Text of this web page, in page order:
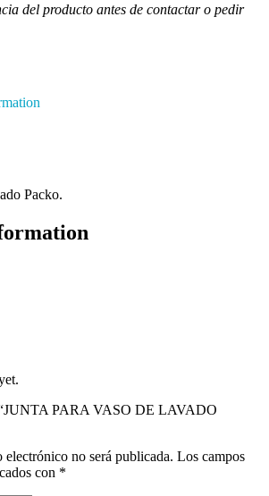
del producto antes de contactar o pedir
Packo.
PARA VASO DE LAVADO
no será publicada. Los campos
con *